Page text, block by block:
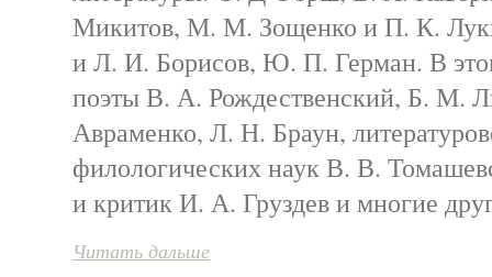
Микитов, М. М. Зощенко и П. К.
и Л. И. Борисов, Ю. П. Герман. В
поэты В. А. Рождественский, Б. М.
Авраменко, Л. Н. Браун,
филологических наук В. В.
и критик И. А. Груздев и многие
Читать дальше